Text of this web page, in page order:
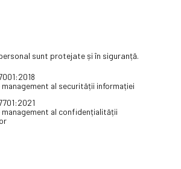
sunt protejate și în siguranță.
al securității informației
management al confidențialității